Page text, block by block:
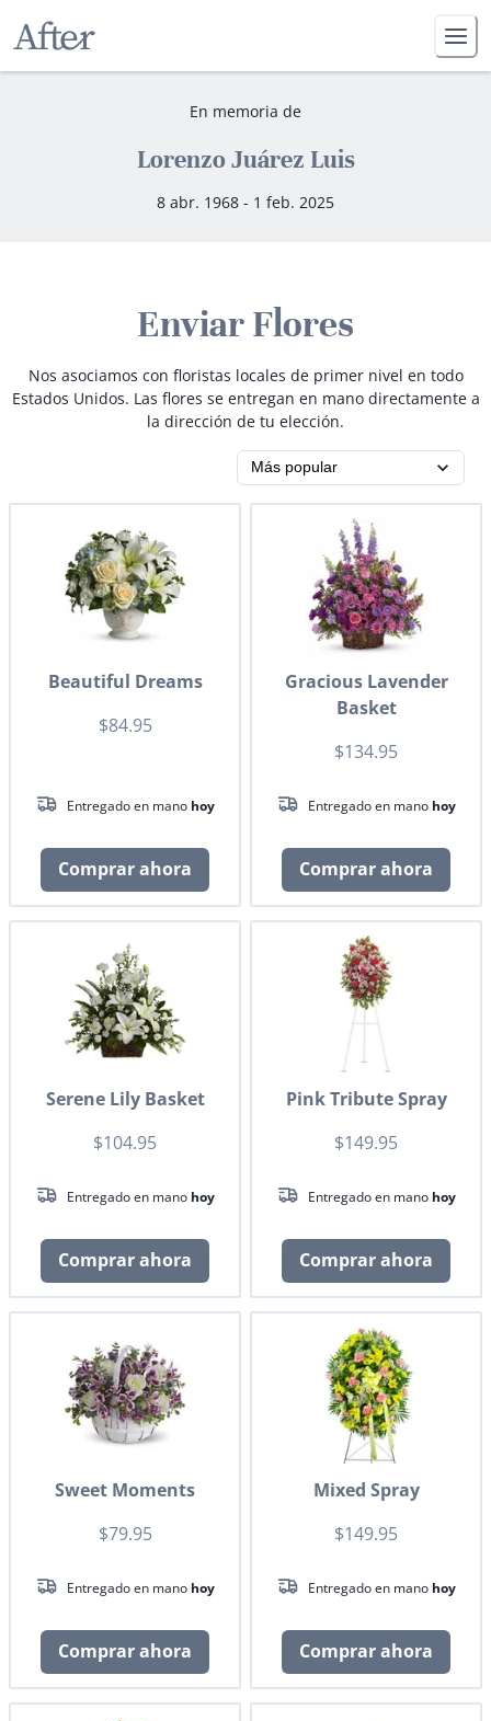
En memoria de
Lorenzo Juárez Luis
8 abr. 1968 - 1 feb. 2025
Enviar Flores
Nos asociamos con floristas locales de primer nivel en todo
Estados Unidos. Las flores se entregan en mano directamente a
la dirección de tu elección.
Beautiful Dreams
$84.95
Entregado en mano hoy
Comprar ahora
Gracious Lavender
Basket
$134.95
Entregado en mano hoy
Comprar ahora
Serene Lily Basket
$104.95
Entregado en mano hoy
Comprar ahora
Pink Tribute Spray
$149.95
Entregado en mano hoy
Comprar ahora
Sweet Moments
$79.95
Entregado en mano hoy
Comprar ahora
Mixed Spray
$149.95
Entregado en mano hoy
Comprar ahora